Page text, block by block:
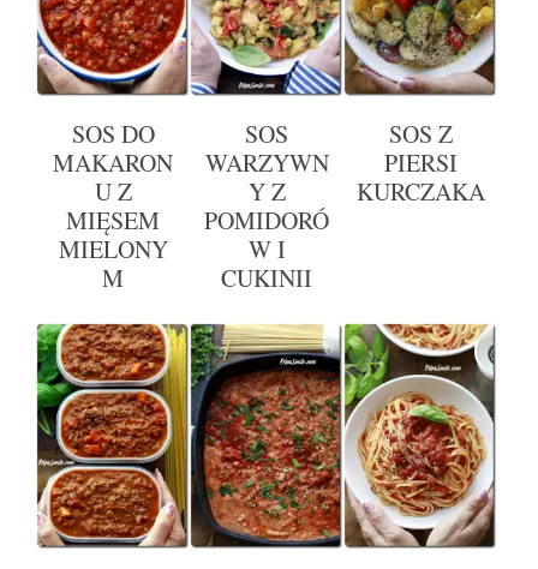
SOS DO
MAKARON
U Z
MIĘSEM
MIELONY
M
SOS
WARZYWN
Y Z
POMIDORÓ
W I
CUKINII
SOS Z
PIERSI
KURCZAKA